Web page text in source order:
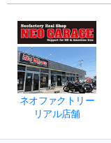
ネオファクトリー
リアル店舗